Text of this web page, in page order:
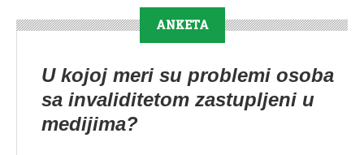
ANKETA
U kojoj meri su problemi osoba
sa invaliditetom zastupljeni u
medijima?